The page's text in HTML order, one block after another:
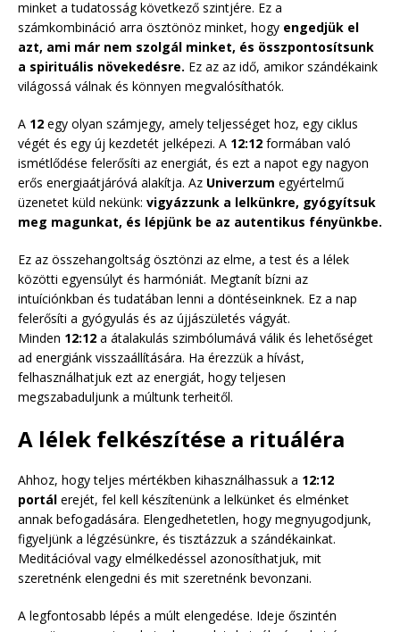
minket a tudatosság következő szintjére. Ez a
számkombináció arra ösztönöz minket, hogy engedjük el
azt, ami már nem szolgál minket, és összpontosítsunk
a spirituális növekedésre. Ez az az idő, amikor szándékaink
világossá válnak és könnyen megvalósíthatók.
A 12 egy olyan számjegy, amely teljességet hoz, egy ciklus
végét és egy új kezdetét jelképezi. A 12:12 formában való
ismétlődése felerősíti az energiát, és ezt a napot egy nagyon
erős energiaátjáróvá alakítja. Az Univerzum egyértelmű
üzenetet küld nekünk: vigyázzunk a lelkünkre, gyógyítsuk
meg magunkat, és lépjünk be az autentikus fényünkbe.
Ez az összehangoltság ösztönzi az elme, a test és a lélek
közötti egyensúlyt és harmóniát. Megtanít bízni az
intuíciónkban és tudatában lenni a döntéseinknek. Ez a nap
felerősíti a gyógyulás és az újjászületés vágyát.
Minden 12:12 a átalakulás szimbólumává válik és lehetőséget
ad energiánk visszaállítására. Ha érezzük a hívást,
felhasználhatjuk ezt az energiát, hogy teljesen
megszabaduljunk a múltunk terheitől.
A lélek felkészítése a rituáléra
Ahhoz, hogy teljes mértékben kihasználhassuk a 12:12
portál erejét, fel kell készítenünk a lelkünket és elménket
annak befogadására. Elengedhetetlen, hogy megnyugodjunk,
figyeljünk a légzésünkre, és tisztázzuk a szándékainkat.
Meditációval vagy elmélkedéssel azonosíthatjuk, mit
szeretnénk elengedni és mit szeretnénk bevonzani.
A legfontosabb lépés a múlt elengedése. Ideje őszintén